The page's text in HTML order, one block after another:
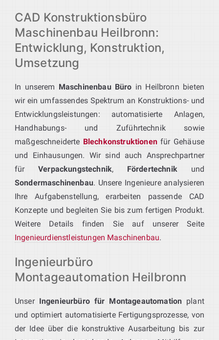
CAD Konstruktionsbüro
Maschinenbau Heilbronn:
Entwicklung, Konstruktion,
Umsetzung
In unserem Maschinenbau Büro in Heilbronn bieten
wir ein umfassendes Spektrum an Konstruktions- und
Entwicklungsleistungen: automatisierte Anlagen,
Handhabungs- und Zuführtechnik sowie
maßgeschneiderte Blechkonstruktionenfür Gehäuse
und Einhausungen. Wir sind auch Ansprechpartner
fürVerpackungstechnik, Fördertechnikund
Sondermaschinenbau. Unsere Ingenieure analysieren
Ihre Aufgabenstellung, erarbeiten passende CAD
Konzepte und begleiten Sie bis zum fertigen Produkt.
Weitere Details finden Sie auf unserer Seite
Ingenieurdienstleistungen Maschinenbau.
Ingenieurbüro
Montageautomation Heilbronn
Unser Ingenieurbüro für Montageautomation plant
und optimiert automatisierte Fertigungsprozesse, von
der Idee über die konstruktive Ausarbeitung bis zur